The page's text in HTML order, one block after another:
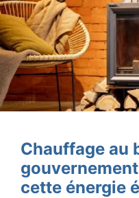
Chauffage au
cette énergie